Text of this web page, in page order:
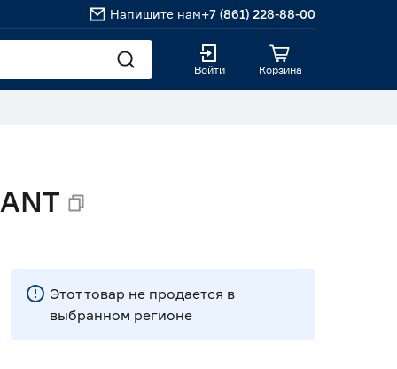
Напишите нам+7 (861) 228-88-00
Войти Корзина
Этот товар не продается в
выбранном регионе